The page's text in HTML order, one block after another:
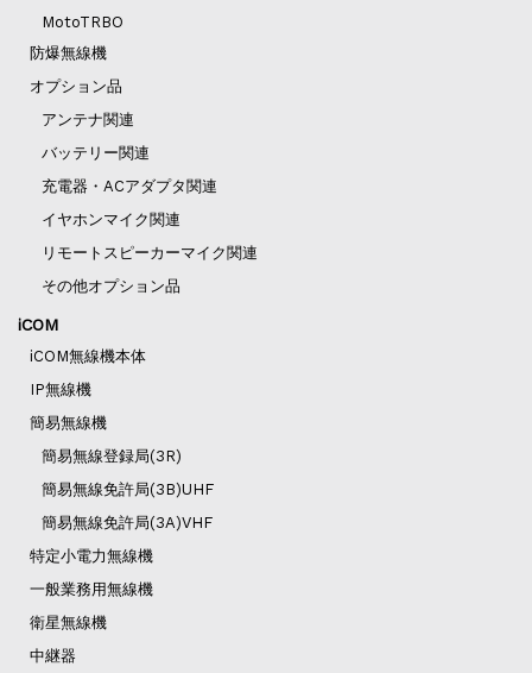
MotoTRBO
防爆無線機
オプション品
アンテナ関連
バッテリー関連
充電器・ACアダプタ関連
イヤホンマイク関連
リモートスピーカーマイク関連
その他オプション品
iCOM
iCOM無線機本体
IP無線機
簡易無線機
簡易無線登録局(3R)
簡易無線免許局(3B)UHF
簡易無線免許局(3A)VHF
特定小電力無線機
一般業務用無線機
衛星無線機
中継器